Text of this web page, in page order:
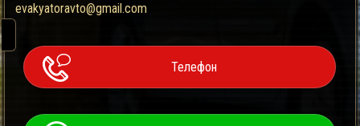
evakyatoravto@gmail.com
Телефон